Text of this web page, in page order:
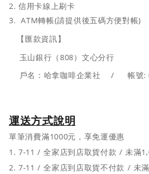
2. 信用卡線上刷卡
3. ATM轉帳(請提供後五碼方便對帳)
【匯款資訊】
玉山銀行（808）文心分行
戶名：哈拿咖啡企業社 / 帳號:
運送方式說明
單筆消費滿1000元，享免運優惠
1. 7-11 / 全家店到店取貨付款 / 未滿
2. 7-11 / 全家店到店取貨不付款 / 未